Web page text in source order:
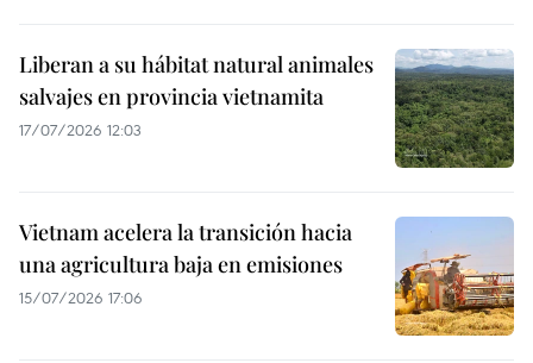
Liberan a su hábitat natural animales
salvajes en provincia vietnamita
17/07/2026 12:03
Vietnam acelera la transición hacia
una agricultura baja en emisiones
15/07/2026 17:06